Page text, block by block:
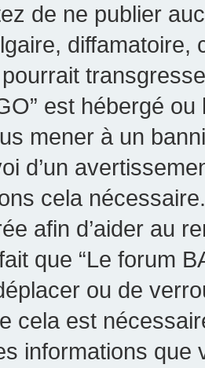
de ne publier
diffamatoire,
est hébergé
mener à un
d’un
cela
afin d’aider au
que “Le forum
ou de
cela est
informations